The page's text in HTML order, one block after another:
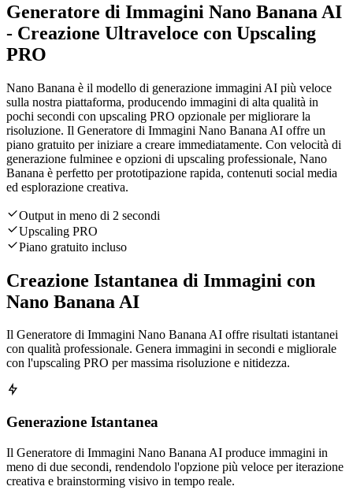
Generatore di Immagini Nano Banana AI
- Creazione Ultraveloce con Upscaling
PRO
Nano Banana è il modello di generazione immagini AI più veloce
sulla nostra piattaforma, producendo immagini di alta qualità in
pochi secondi con upscaling PRO opzionale per migliorare la
risoluzione. Il Generatore di Immagini Nano Banana AI offre un
piano gratuito per iniziare a creare immediatamente. Con velocità di
generazione fulminee e opzioni di upscaling professionale, Nano
Banana è perfetto per prototipazione rapida, contenuti social media
ed esplorazione creativa.
Output in meno di 2 secondi
Upscaling PRO
Piano gratuito incluso
Creazione Istantanea di Immagini con
Nano Banana AI
Il Generatore di Immagini Nano Banana AI offre risultati istantanei
con qualità professionale. Genera immagini in secondi e migliorale
con l'upscaling PRO per massima risoluzione e nitidezza.
Generazione Istantanea
Il Generatore di Immagini Nano Banana AI produce immagini in
meno di due secondi, rendendolo l'opzione più veloce per iterazione
creativa e brainstorming visivo in tempo reale.